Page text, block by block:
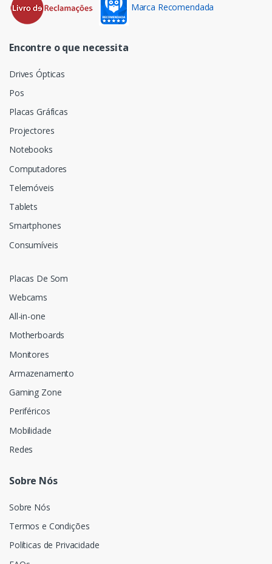
Marca Recomendada
Encontre o que necessita
Drives Ópticas
Pos
Placas Gráficas
Projectores
Notebooks
Computadores
Telemóveis
Tablets
Smartphones
Consumíveis
Placas De Som
Webcams
All-in-one
Motherboards
Monitores
Armazenamento
Gaming Zone
Periféricos
Mobilidade
Redes
Sobre Nós
Sobre Nós
Termos e Condições
Políticas de Privacidade